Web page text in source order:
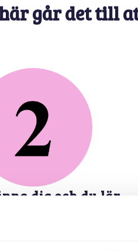
går det till
dig och du lär